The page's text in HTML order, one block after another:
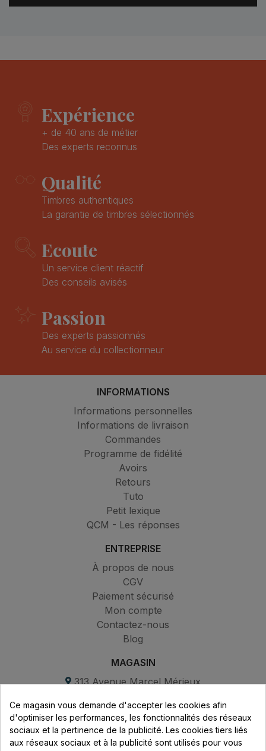
Expérience
+ de 40 ans de métier
Des experts reconnus
Qualité
Timbres authentiques
La garantie de timbres sélectionnés
Ecoute
Un service client réactif
Des conseils avisés
Passion
Des experts passionnés
Au service du collectionneur
INFORMATIONS
Informations personnelles
Informations de livraison
Commandes
Programme de fidélité
Avoirs
Retours
Tuto
Petit lexique
QCM - Les réponses
ENTREPRISE
À propos de nous
CGV
Paiement sécurisé
Mon compte
Contactez-nous
Blog
MAGASIN
313 Avenue Marcel Mérieux
69530 Brignais
Lundi au vendredi :
Ce magasin vous demande d'accepter les cookies afin
d'optimiser les performances, les fonctionnalités des réseaux
sociaux et la pertinence de la publicité. Les cookies tiers liés
aux réseaux sociaux et à la publicité sont utilisés pour vous